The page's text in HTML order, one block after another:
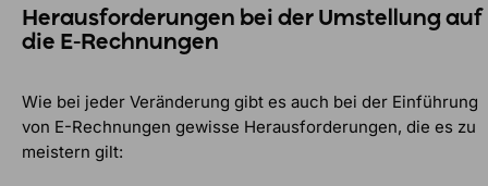
Herausforderungen bei der Umstellung auf
die E-Rechnungen
Wie bei jeder Veränderung gibt es auch bei der Einführung
von E-Rechnungen gewisse Herausforderungen, die es zu
meistern gilt: